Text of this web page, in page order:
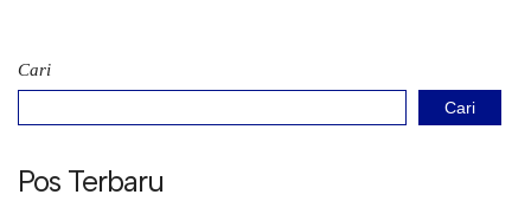
Cari
Cari
Pos Terbaru